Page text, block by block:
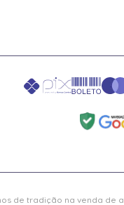
de tradição na venda